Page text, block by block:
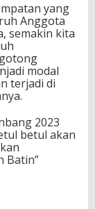
yang
Anggota
semakin kita
modal
terjadi di
2023
betul akan
Batin”